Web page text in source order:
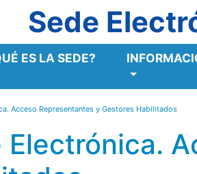
Sede
ES LA SEDE?
Acceso Representantes y Gestores Habilitados
Electrónica.